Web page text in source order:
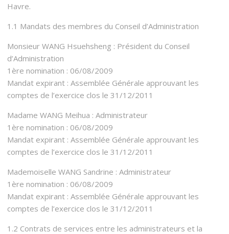
Havre.
1.1 Mandats des membres du Conseil d’Administration
Monsieur WANG Hsuehsheng : Président du Conseil
d’Administration
1ère nomination : 06/08/2009
Mandat expirant : Assemblée Générale approuvant les
comptes de l’exercice clos le 31/12/2011
Madame WANG Meihua : Administrateur
1ère nomination : 06/08/2009
Mandat expirant : Assemblée Générale approuvant les
comptes de l’exercice clos le 31/12/2011
Mademoiselle WANG Sandrine : Administrateur
1ère nomination : 06/08/2009
Mandat expirant : Assemblée Générale approuvant les
comptes de l’exercice clos le 31/12/2011
1.2 Contrats de services entre les administrateurs et la